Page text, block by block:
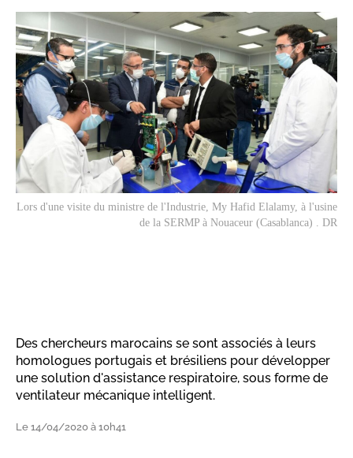
Lors d'une visite du ministre de l'Industrie, My Hafid Elalamy, à l'usine
de la SERMP à Nouaceur (Casablanca) . DR
Des chercheurs marocains se sont associés à leurs
homologues portugais et brésiliens pour développer
une solution d'assistance respiratoire, sous forme de
ventilateur mécanique intelligent.
Le 14/04/2020 à 10h41